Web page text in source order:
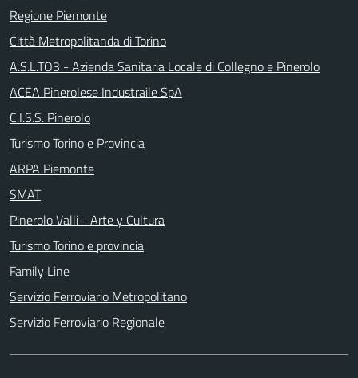
Regione Piemonte
Città Metropolitanda di Torino
A.S.L.TO3 - Azienda Sanitaria Locale di Collegno e Pinerolo
ACEA Pinerolese Industraile SpA
C.I.S.S. Pinerolo
Turismo Torino e Provincia
ARPA Piemonte
SMAT
Pinerolo Valli - Arte y Cultura
Turismo Torino e provincia
Family Line
Servizio Ferroviario Metropolitano
Servizio Ferroviario Regionale